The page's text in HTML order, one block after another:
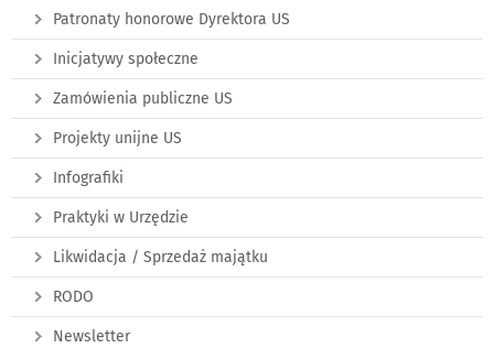
Patronaty honorowe Dyrektora US
Inicjatywy społeczne
Zamówienia publiczne US
Projekty unijne US
Infografiki
Praktyki w Urzędzie
Likwidacja / Sprzedaż majątku
RODO
Newsletter